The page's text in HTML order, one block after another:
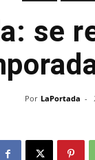
se
Por LaPortada -